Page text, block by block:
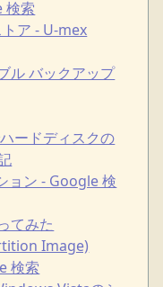
検索
ア - U-mex
ル バックアップ
ードディスクの
ン - Google 検
てみた
Image)
検索